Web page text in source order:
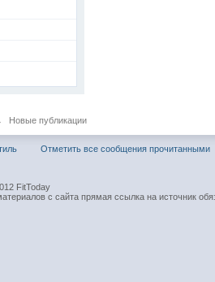
Новые публикации
Отметить все сообщения прочитанными
FitToday
с сайта прямая ссылка на источник